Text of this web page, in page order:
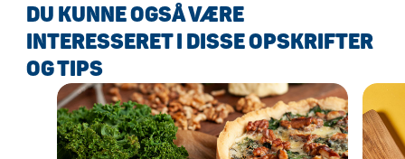
DU KUNNE OGSÅ VÆRE
INTERESSERET I DISSE OPSKRIFTER
OG TIPS